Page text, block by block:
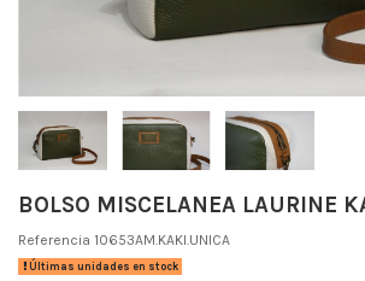
BOLSO MISCELANEA LAURINE
Referencia 10653AM.KAKI.UNICA
Últimas unidades en stock